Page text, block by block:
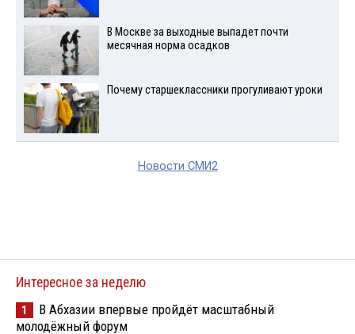
В Москве за выходные выпадет почти
месячная норма осадков
Почему старшеклассники прогуливают уроки
Новости СМИ2
Интересное за неделю
1
В Абхазии впервые пройдёт масштабный
молодёжный форум